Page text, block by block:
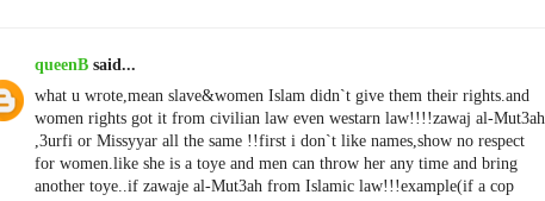
queenB said...
what u wrote,mean slave&women Islam didn`t give them their rights.and
women rights got it from civilian law even westarn law!!!!zawaj al-Mut3ah
,3urfi or Missyyar all the same !!first i don`t like names,show no respect
for women.like she is a toye and men can throw her any time and bring
another toye..if zawaje al-Mut3ah from Islamic law!!!example(if a cop